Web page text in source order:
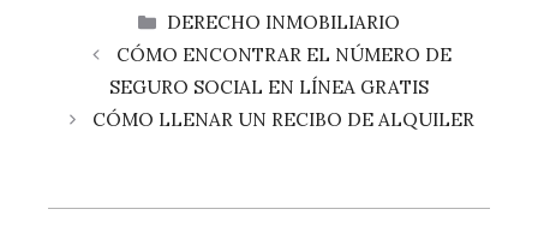
CATEGORÍAS
DERECHO INMOBILIARIO
CÓMO ENCONTRAR EL NÚMERO DE
SEGURO SOCIAL EN LÍNEA GRATIS
CÓMO LLENAR UN RECIBO DE ALQUILER